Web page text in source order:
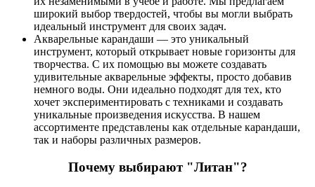
широкий выбор твердостей, чтобы вы могли выбрать
идеальный инструмент для своих задач.
Акварельные карандаши — это уникальный
инструмент, который открывает новые горизонты для
творчества. С их помощью вы можете создавать
удивительные акварельные эффекты, просто добавив
немного воды. Они идеально подходят для тех, кто
хочет экспериментировать с техниками и создавать
уникальные произведения искусства. В нашем
ассортименте представлены как отдельные карандаши,
так и наборы различных размеров.
Почему выбирают "Литан"?